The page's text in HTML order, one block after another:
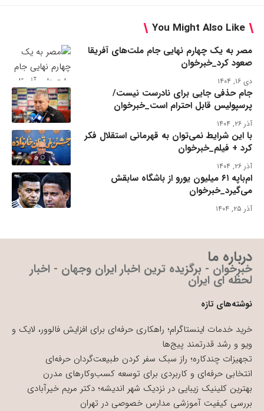
You Might Also Like
مصر به یک چهارم نهایی جام ملت‌های آفریقا
صعود کرد_خبرخوان
دی ۱۶, ۱۴۰۴
جام حذفی جایی برای نادرست نیست/
پرسپولیس قابل احترام است_خبرخوان
آذر ۲۶, ۱۴۰۴
با این شرایط نمی‌توان به قهرمانی استقلال فکر
کرد + فیلم_خبرخوان
آذر ۲۶, ۱۴۰۴
ام‌باپه ۶۱ میلیون یورو از باشگاه سابقش
می‌گیرد_خبرخوان
آذر ۲۵, ۱۴۰۴
درباره ما
خبرخوان - برگزیده ترین اخبار ایران وجهان - اخبار
لحظه ای ایران
نوشته‌های تازه
خرید خدمات اینستاگرام؛ راهکاری حرفه‌ای برای افزایش فالوور، لایک و
ویو و رشد قدرتمند پیج‌ها
تجهیزات چندکاره؛ راز سبک سفر کردن طبیعت‌گردان حرفه‌ای
انتخابی حرفه‌ای و کاربردی برای توسعه کسب‌وکارهای مدرن
بهترین کلینیک زیبایی در نزدیک شهر اندیشه؛ دکتر مریم خیرآبادی
بررسی کیفیت آموزشی مدارس خصوصی در تهران